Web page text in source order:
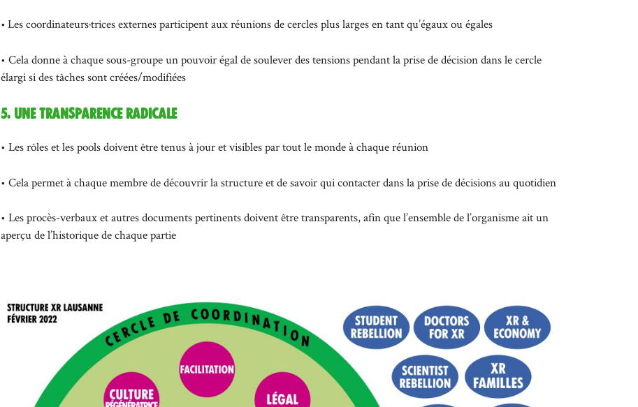
• Les coordinateurs·trices externes participent aux réunions de cercles plus larges en tant qu’égaux ou égales
• Cela donne à chaque sous-groupe un pouvoir égal de soulever des tensions pendant la prise de décision dans le cercle
élargi si des tâches sont créées/modifiées
5. Une transparence radicale
• Les rôles et les pools doivent être tenus à jour et visibles par tout le monde à chaque réunion
• Cela permet à chaque membre de découvrir la structure et de savoir qui contacter dans la prise de décisions au quotidien
• Les procès-verbaux et autres documents pertinents doivent être transparents, afin que l’ensemble de l’organisme ait un
aperçu de l’historique de chaque partie